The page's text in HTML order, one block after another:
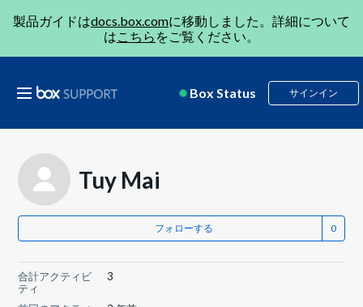
製品ガイドはdocs.box.comに移動しました。詳細について
はこちら をご覧ください。
Box Status サインイン
Tuy Mai
フォローする
合計アクティビ
ティ
3